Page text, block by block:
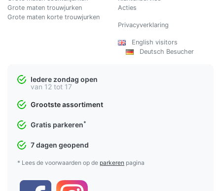
Grote maten trouwjurken
Grote maten korte trouwjurken
Acties
Privacyverklaring
English visitors
Deutsch Besucher
Iedere zondag open
van 12 tot 17
Grootste assortiment
Gratis parkeren*
7 dagen geopend
* Lees de voorwaarden op de parkeren pagina